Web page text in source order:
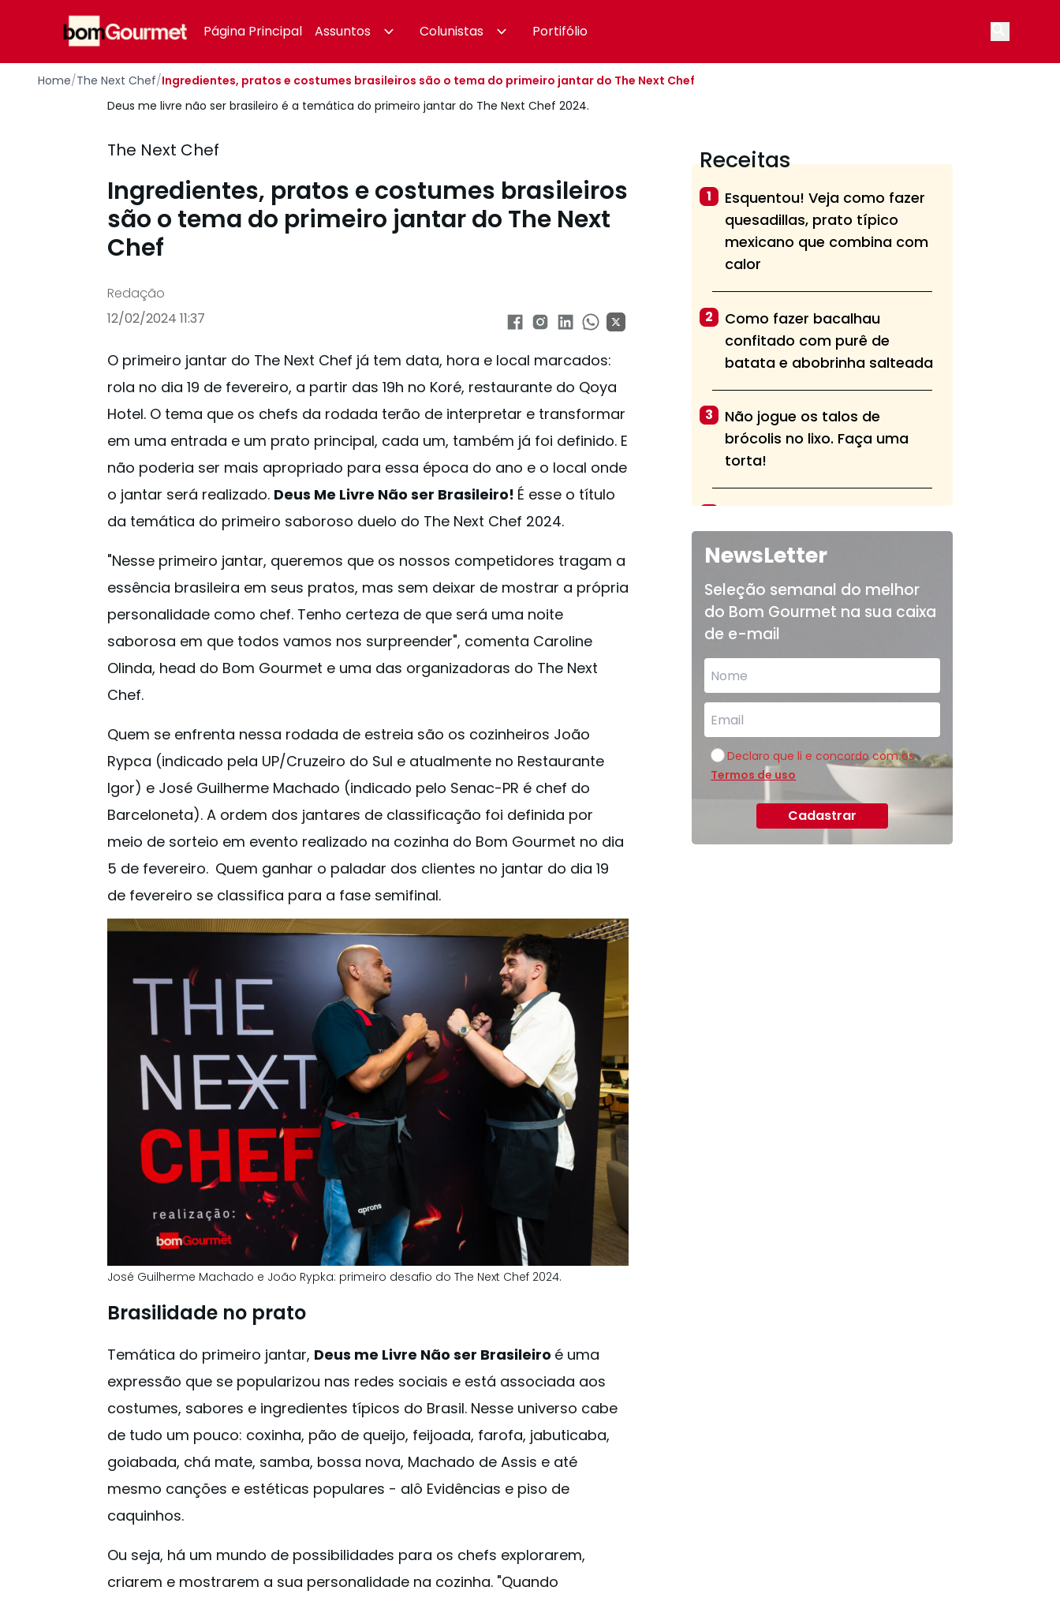
Página Principal
Assuntos Colunistas Portifólio
Home/The Next Chef/Ingredientes, pratos e costumes brasileiros são o tema do primeiro jantar do The Next Chef
Deus me livre não ser brasileiro é a temática do primeiro jantar do The Next Chef 2024.
The Next Chef
Ingredientes, pratos e costumes brasileiros
são o tema do primeiro jantar do The Next
Chef
Redação
12/02/2024 11:37
O primeiro jantar do The Next Chef já tem data, hora e local marcados:
rola no dia 19 de fevereiro, a partir das 19h no Koré, restaurante do Qoya
Hotel. O tema que os chefs da rodada terão de interpretar e transformar
em uma entrada e um prato principal, cada um, também já foi definido. E
não poderia ser mais apropriado para essa época do ano e o local onde
o jantar será realizado. Deus Me Livre Não ser Brasileiro! É esse o título
da temática do primeiro saboroso duelo do The Next Chef 2024.
"Nesse primeiro jantar, queremos que os nossos competidores tragam a
essência brasileira em seus pratos, mas sem deixar de mostrar a própria
personalidade como chef. Tenho certeza de que será uma noite
saborosa em que todos vamos nos surpreender", comenta Caroline
Olinda, head do Bom Gourmet e uma das organizadoras do The Next
Chef.
Quem se enfrenta nessa rodada de estreia são os cozinheiros João
Rypca (indicado pela UP/Cruzeiro do Sul e atualmente no Restaurante
Igor) e José Guilherme Machado (indicado pelo Senac-PR é chef do
Barceloneta). A ordem dos jantares de classificação foi definida por
meio de sorteio em evento realizado na cozinha do Bom Gourmet no dia
5 de fevereiro. Quem ganhar o paladar dos clientes no jantar do dia 19
de fevereiro se classifica para a fase semifinal.
José Guilherme Machado e João Rypka: primeiro desafio do The Next Chef 2024.
Brasilidade no prato
Temática do primeiro jantar, Deus me Livre Não ser Brasileiro é uma
expressão que se popularizou nas redes sociais e está associada aos
costumes, sabores e ingredientes típicos do Brasil. Nesse universo cabe
de tudo um pouco: coxinha, pão de queijo, feijoada, farofa, jabuticaba,
goiabada, chá mate, samba, bossa nova, Machado de Assis e até
mesmo canções e estéticas populares - alô Evidências e piso de
caquinhos.
Ou seja, há um mundo de possibilidades para os chefs explorarem,
criarem e mostrarem a sua personalidade na cozinha. "Quando
Receitas
1
Esquentou! Veja como fazer
quesadillas, prato típico
mexicano que combina com
calor
2
Como fazer bacalhau
confitado com purê de
batata e abobrinha salteada
3
Não jogue os talos de
brócolis no lixo. Faça uma
torta!
norma, tradicional do sul da
Itália
5
Bolo de chocolate fofinho e
sem cobertura é opção para
o lanche das crianças
NewsLetter
Seleção semanal do melhor
do Bom Gourmet na sua caixa
de e-mail
Declaro que li e concordo com os
Termos de uso
Cadastrar